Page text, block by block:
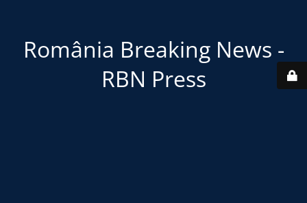
România Breaking News -
RBN Press